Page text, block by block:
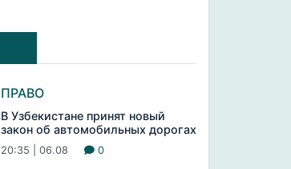
ПРАВО
В Узбекистане принят новый
закон об автомобильных дорогах
20:35 | 06.08 0